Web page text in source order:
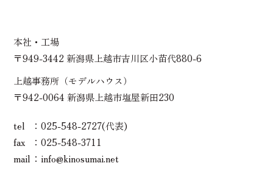
本社・工場
〒949-3442 新潟県上越市吉川区小苗代880-6
上越事務所（モデルハウス）
〒942-0064 新潟県上越市塩屋新田230
tel
025-548-2727(代表)
fax
025-548-3711
mail
info@kinosumai.net